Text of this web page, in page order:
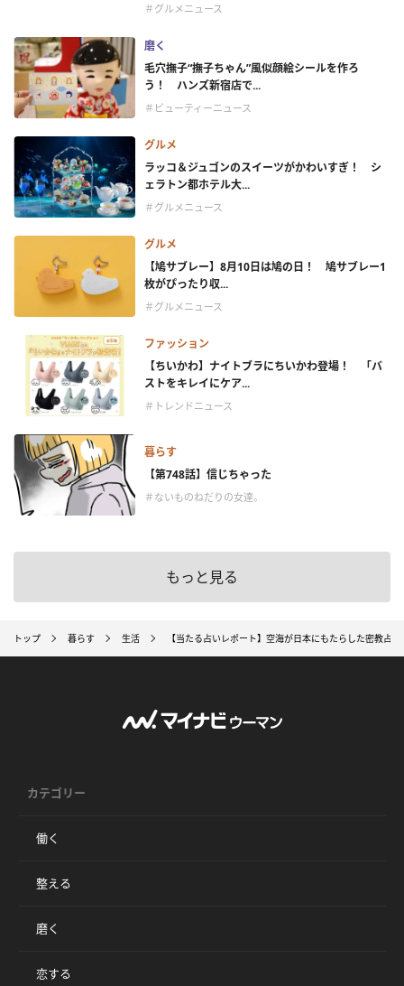
＃グルメニュース
磨く
毛穴撫子“撫子ちゃん”風似顔絵シールを作ろ
う！ ハンズ新宿店で...
＃ビューティーニュース
グルメ
ラッコ＆ジュゴンのスイーツがかわいすぎ！ シ
ェラトン都ホテル大...
＃グルメニュース
グルメ
【鳩サブレー】8月10日は鳩の日！ 鳩サブレー1
枚がぴったり収...
＃グルメニュース
ファッション
【ちいかわ】ナイトブラにちいかわ登場！ 「バ
ストをキレイにケア...
＃トレンドニュース
暮らす
【第748話】信じちゃった
＃ないものねだりの女達。
もっと見る
トップ 暮らす 生活 【当たる占いレポート】空海が日本にもたらした密教占
カテゴリー
働く
整える
磨く
恋する